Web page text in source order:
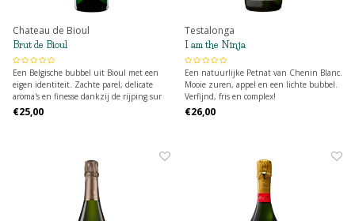
Chateau de Bioul
Brut de Bioul
Een Belgische bubbel uit Bioul met een
eigen identiteit. Zachte parel, delicate
aroma's en finesse dankzij de rijping sur
lattes van minimum 9 maanden.
€25,00
Testalonga
I am the Ninja
Een natuurlijke Petnat van Chenin Blanc.
Mooie zuren, appel en een lichte bubbel.
Verfijnd, fris en complex!
€26,00